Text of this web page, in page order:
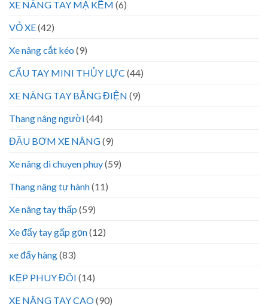
XE NÂNG TAY MẠ KẼM (6)
VỎ XE(42)
Xe nâng cắt kéo (9)
CẨU TAY MINI THỦY LỰC (44)
XE NÂNG TAY BẰNG ĐIỆN (9)
Thang nâng người(44)
ĐẦU BƠM XE NÂNG(9)
Xe nâng di chuyen phuy(59)
Thang nâng tự hành(11)
Xe nâng tay thấp (59)
Xe đẩy tay gấp gọn(12)
xe đẩy hàng(83)
KẸP PHUY ĐÔI (14)
XE NÂNG TAY CAO(90)